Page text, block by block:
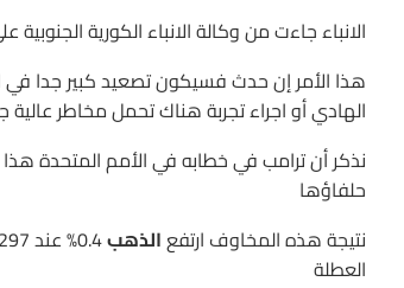
الانباء جاءت من وكالة الانباء الكورية
هذا الأمر إن حدث فسيكون تصعيد كبير جدا في
الهادي أو اجراء تجربة هناك تحمل مخاطر
نذكر أن ترامب في خطابه في الأمم المتحدة هذا
حلفاؤها
نتيجة هذه المخاوف ارتفعالذهب
العطلة